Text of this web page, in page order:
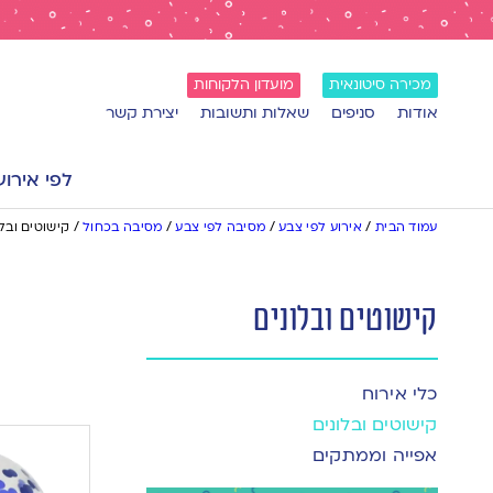
מכירה סיטונאית מועדון הלקוחות
אודות סניפים שאלות ותשובות יצירת קשר
לפי
עמוד הבית / אירוע לפי צבע/ מסיבה לפי צבע/ מסיבה בכחול/ קישוטים
קישוטים ובלונים
כלי אירוח
קישוטים ובלונים
אפייה וממתקים